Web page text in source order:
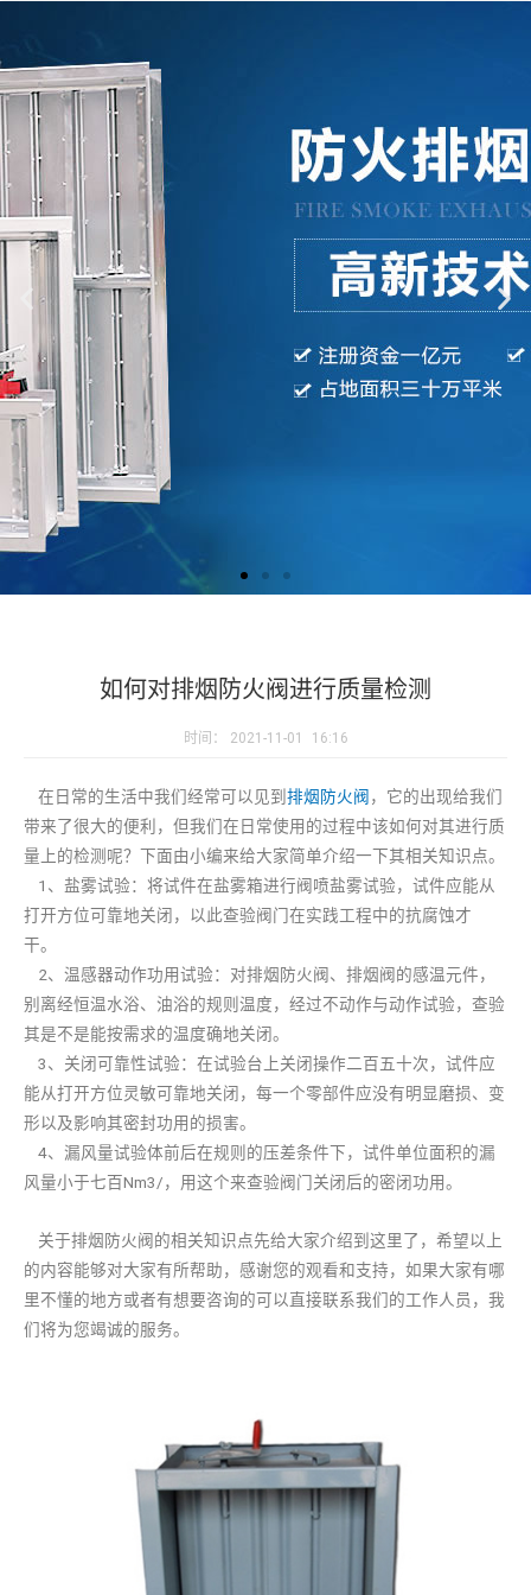
如何对排烟防火阀进行质量检测
时间： 2021-11-01 16:16
在日常的生活中我们经常可以见到 排烟防火阀 ，它的出现给我们
带来了很大的便利，但我们在日常使用的过程中该如何对其进行质
量上的检测呢？下面由小编来给大家简单介绍一下其相关知识点。
1、盐雾试验：将试件在盐雾箱进行阀喷盐雾试验，试件应能从
打开方位可靠地关闭，以此查验阀门在实践工程中的抗腐蚀才
干。
2、温感器动作功用试验：对排烟防火阀、排烟阀的感温元件，
别离经恒温水浴、油浴的规则温度，经过不动作与动作试验，查验
其是不是能按需求的温度确地关闭。
3、关闭可靠性试验：在试验台上关闭操作二百五十次，试件应
能从打开方位灵敏可靠地关闭，每一个零部件应没有明显磨损、变
形以及影响其密封功用的损害。
4、漏风量试验体前后在规则的压差条件下，试件单位面积的漏
风量小于七百Nm3/，用这个来查验阀门关闭后的密闭功用。
关于排烟防火阀的相关知识点先给大家介绍到这里了，希望以上
的内容能够对大家有所帮助，感谢您的观看和支持，如果大家有哪
里不懂的地方或者有想要咨询的可以直接联系我们的工作人员，我
们将为您竭诚的服务。